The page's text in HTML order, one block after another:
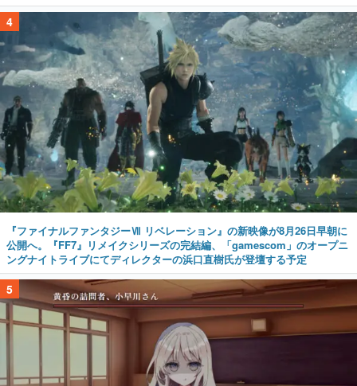
4
『ファイナルファンタジーⅦ リベレーション』の新映像が8月26日早朝に
公開へ。『FF7』リメイクシリーズの完結編、「gamescom」のオープニ
ングナイトライブにてディレクターの浜口直樹氏が登壇する予定
5